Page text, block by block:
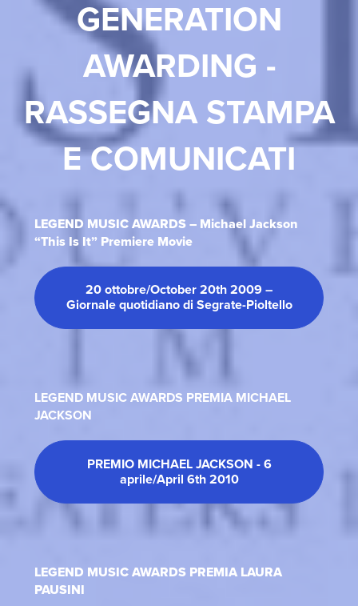
GENERATION
AWARDING -
RASSEGNA STAMPA
E COMUNICATI
LEGEND MUSIC AWARDS – Michael Jackson
“This Is It” Premiere Movie
20 ottobre/October 20th 2009 –
Giornale quotidiano di Segrate-Pioltello
LEGEND MUSIC AWARDS PREMIA MICHAEL
JACKSON
PREMIO MICHAEL JACKSON - 6
aprile/April 6th 2010
LEGEND MUSIC AWARDS PREMIA LAURA
PAUSINI